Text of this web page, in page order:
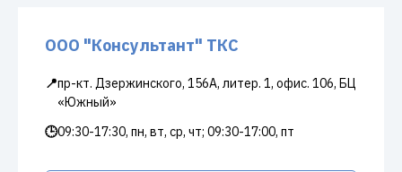
ООО "Консультант" ТКС
📍пр-кт. Дзержинского, 156А, литер. 1, офис. 106, БЦ
«Южный»
🕒09:30-17:30, пн, вт, ср, чт; 09:30-17:00, пт